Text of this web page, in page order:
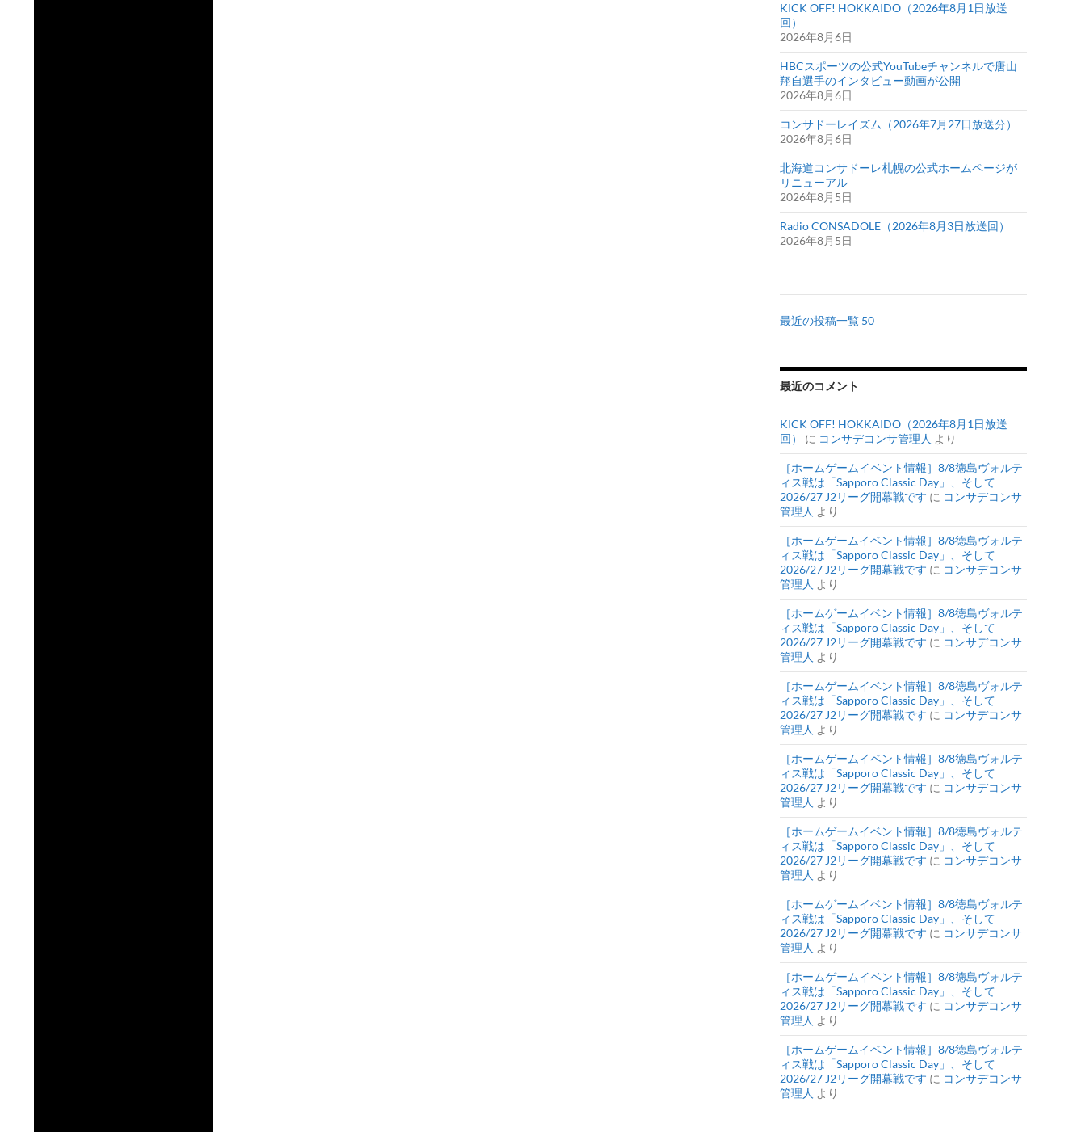
KICK OFF! HOKKAIDO（2026年8月1日放送
回）
2026年8月6日
HBCスポーツの公式YouTubeチャンネルで唐山
翔自選手のインタビュー動画が公開
2026年8月6日
コンサドーレイズム（2026年7月27日放送分）
2026年8月6日
北海道コンサドーレ札幌の公式ホームページが
リニューアル
2026年8月5日
Radio CONSADOLE（2026年8月3日放送回）
2026年8月5日
最近の投稿一覧 50
最近のコメント
KICK OFF! HOKKAIDO（2026年8月1日放送
回）
に コンサデコンサ管理人 より
［ホームゲームイベント情報］8/8徳島ヴォルテ
ィス戦は「Sapporo Classic Day」、そして
2026/27 J2リーグ開幕戦です に コンサデコンサ
管理人 より
［ホームゲームイベント情報］8/8徳島ヴォルテ
ィス戦は「Sapporo Classic Day」、そして
2026/27 J2リーグ開幕戦です に コンサデコンサ
管理人 より
［ホームゲームイベント情報］8/8徳島ヴォルテ
ィス戦は「Sapporo Classic Day」、そして
2026/27 J2リーグ開幕戦です に コンサデコンサ
管理人 より
［ホームゲームイベント情報］8/8徳島ヴォルテ
ィス戦は「Sapporo Classic Day」、そして
2026/27 J2リーグ開幕戦です に コンサデコンサ
管理人 より
［ホームゲームイベント情報］8/8徳島ヴォルテ
ィス戦は「Sapporo Classic Day」、そして
2026/27 J2リーグ開幕戦です に コンサデコンサ
管理人 より
［ホームゲームイベント情報］8/8徳島ヴォルテ
ィス戦は「Sapporo Classic Day」、そして
2026/27 J2リーグ開幕戦です に コンサデコンサ
管理人 より
［ホームゲームイベント情報］8/8徳島ヴォルテ
ィス戦は「Sapporo Classic Day」、そして
2026/27 J2リーグ開幕戦です に コンサデコンサ
管理人 より
［ホームゲームイベント情報］8/8徳島ヴォルテ
ィス戦は「Sapporo Classic Day」、そして
2026/27 J2リーグ開幕戦です に コンサデコンサ
管理人 より
［ホームゲームイベント情報］8/8徳島ヴォルテ
ィス戦は「Sapporo Classic Day」、そして
2026/27 J2リーグ開幕戦です に コンサデコンサ
管理人 より